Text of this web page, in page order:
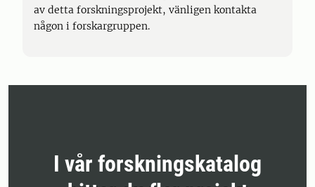
av detta forskningsprojekt, vänligen kontakta
någon i forskargruppen.
I vår forskningskatalog